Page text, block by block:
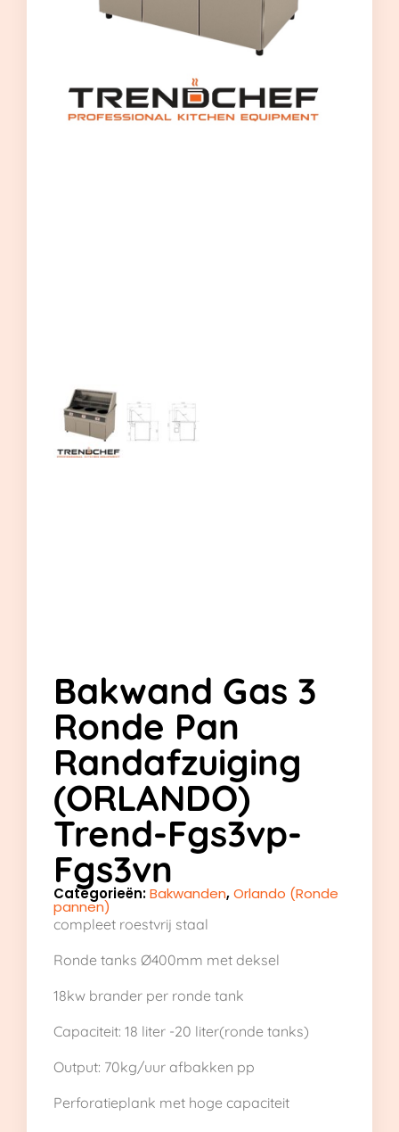
Bakwand Gas 3
Ronde Pan
Randafzuiging
(ORLANDO)
Trend-Fgs3vp-
Fgs3vn
Categorieën:Bakwanden,Orlando (Ronde
pannen)
compleet roestvrij staal
Ronde tanks Ø400mm met deksel
18kw brander per ronde tank
Capaciteit: 18 liter -20 liter(ronde tanks)
Output: 70kg/uur afbakken pp
Perforatieplank met hoge capaciteit